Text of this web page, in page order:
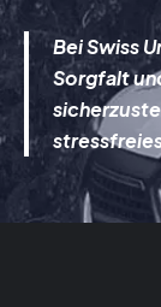
Bei Swiss
Sorgfalt